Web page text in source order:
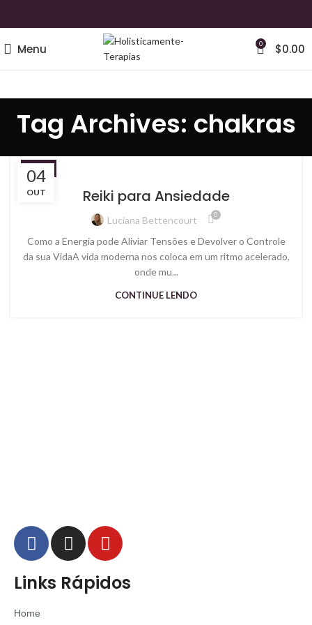
Menu 0 $0.00
Tag Archives: chakras
04
OUT
REIKI
Reiki para Ansiedade
Luciana Bettencourt 0
Como a Energia pode Aliviar Tensões e Devolver o Controle
da sua VidaA vida moderna nos coloca em um ritmo acelerado,
onde mu...
CONTINUE LENDO
Links Rápidos
Home